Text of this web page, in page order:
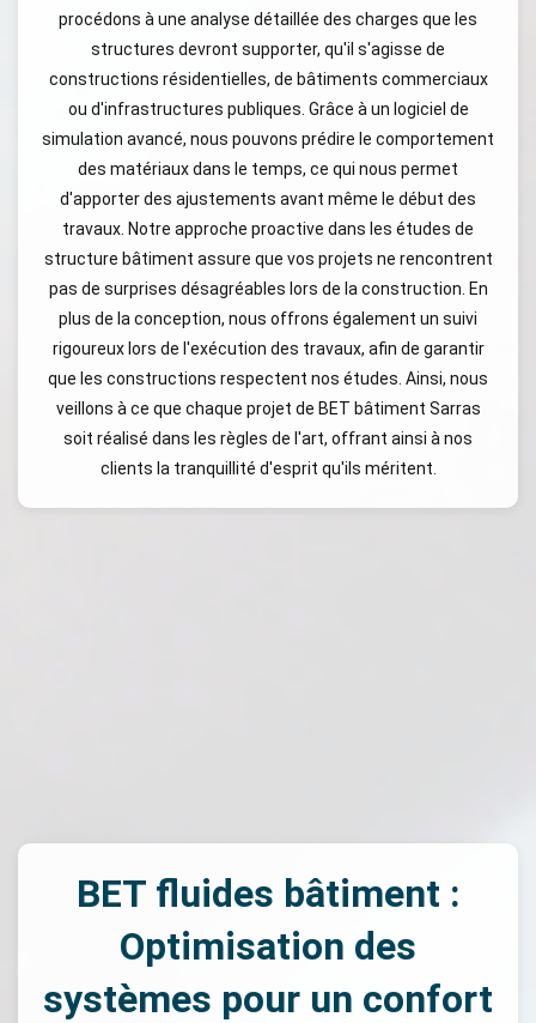
procédons à une analyse détaillée des charges que les
structures devront supporter, qu'il s'agisse de
constructions résidentielles, de bâtiments commerciaux
ou d'infrastructures publiques. Grâce à un logiciel de
simulation avancé, nous pouvons prédire le comportement
des matériaux dans le temps, ce qui nous permet
d'apporter des ajustements avant même le début des
travaux. Notre approche proactive dans les études de
structure bâtiment assure que vos projets ne rencontrent
pas de surprises désagréables lors de la construction. En
plus de la conception, nous offrons également un suivi
rigoureux lors de l'exécution des travaux, afin de garantir
que les constructions respectent nos études. Ainsi, nous
veillons à ce que chaque projet de BET bâtiment Sarras
soit réalisé dans les règles de l'art, offrant ainsi à nos
clients la tranquillité d'esprit qu'ils méritent.
BET fluides bâtiment :
Optimisation des
systèmes pour un confort